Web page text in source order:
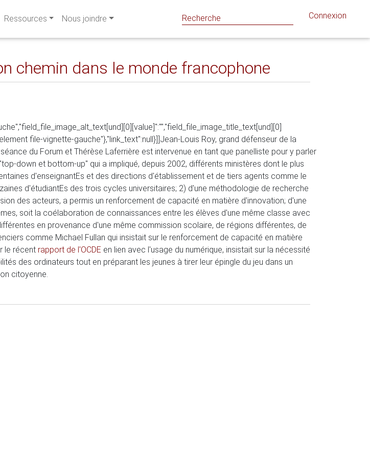
Ressources Nous joindre Connexion
chemin dans le monde francophone
file-vignette-gauche"},"link_text":null}]]Jean-Louis Roy, grand défenseur de la
du Forum et Thérèse Laferrière est intervenue en tant que panelliste pour y parler
down et bottom-up" qui a impliqué, depuis 2002, différents ministères dont le plus
d'enseignantEs et des directions d'établissement et de tiers agents comme le
d'étudiantEs des trois cycles universitaires; 2) d'une méthodologie de recherche
des acteurs, a permis un renforcement de capacité en matière d'innovation; d'une
soit la coélaboration de connaissances entre les élèves d'une même classe avec
en provenance d'une même commission scolaire, de régions différentes, de
comme Michael Fullan qui insistait sur le renforcement de capacité en matière
le récent rapport de l'OCDE en lien avec l'usage du numérique, insistait sur la nécessité
des ordinateurs tout en préparant les jeunes à tirer leur épingle du jeu dans un
citoyenne.